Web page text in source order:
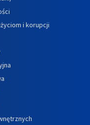
i korupcji